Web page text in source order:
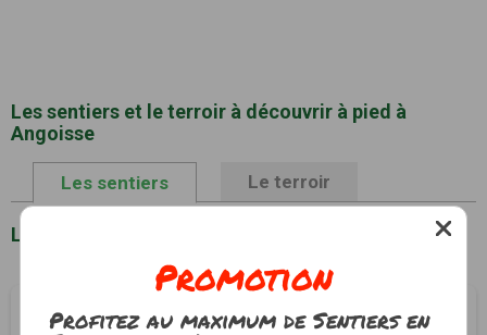
Les sentiers et le terroir à découvrir à pied à
Angoisse
Les sentiers Le terroir
Liste des sentiers à Angoisse
Autour de l'étang
Promotion
Profitez au maximum de Sentiers en